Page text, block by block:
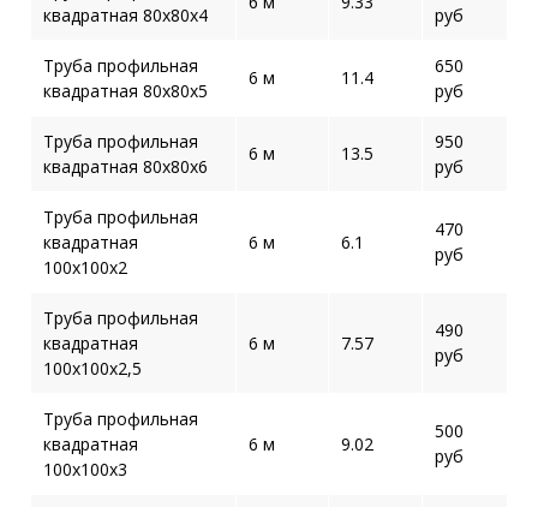
квадратная 80х80х4
руб
Труба профильная
квадратная 80х80х5
6 м 11.4
650
руб
Труба профильная
квадратная 80х80х6
6 м 13.5
950
руб
Труба профильная
квадратная
100х100х2
6 м 6.1
470
руб
Труба профильная
квадратная
100х100х2,5
6 м 7.57
490
руб
Труба профильная
квадратная
100х100х3
6 м 9.02
500
руб